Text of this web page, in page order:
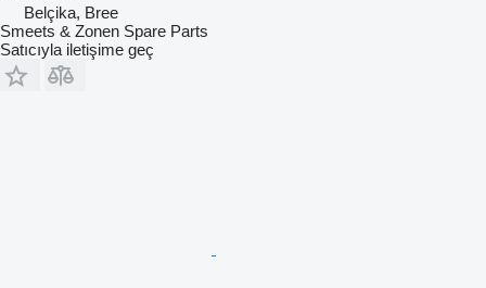
Belçika, Bree
Smeets & Zonen Spare Parts
Satıcıyla iletişime geç